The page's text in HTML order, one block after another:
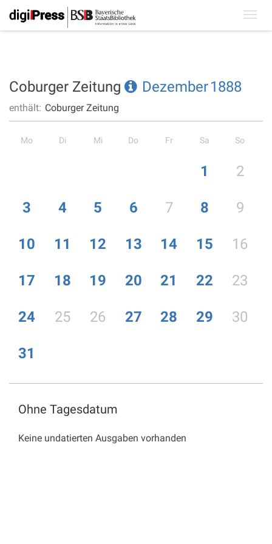
Coburger Zeitung Dezember1888
enthält: Coburger Zeitung
Mo Di Mi Do Fr Sa So
1 2
3 4 5 6 7 8 9
10 11 12 13 14 15 16
17 18 19 20 21 22 23
24 25 26 27 28 29 30
31
Ohne Tagesdatum
Keine undatierten Ausgaben vorhanden